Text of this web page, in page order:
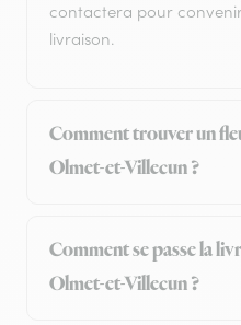
contactera pour
livraison.
Comment trouver un
Olmet-et-Villecun ?
Comment se passe la
Olmet-et-Villecun ?